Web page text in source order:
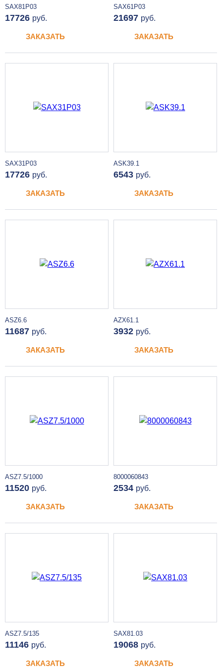
SAX81P03
17726 руб.
ЗАКАЗАТЬ
SAX61P03
21697 руб.
ЗАКАЗАТЬ
SAX31P03
17726 руб.
ЗАКАЗАТЬ
ASK39.1
6543 руб.
ЗАКАЗАТЬ
ASZ6.6
11687 руб.
ЗАКАЗАТЬ
AZX61.1
3932 руб.
ЗАКАЗАТЬ
ASZ7.5/1000
11520 руб.
ЗАКАЗАТЬ
8000060843
2534 руб.
ЗАКАЗАТЬ
ASZ7.5/135
11146 руб.
ЗАКАЗАТЬ
SAX81.03
19068 руб.
ЗАКАЗАТЬ